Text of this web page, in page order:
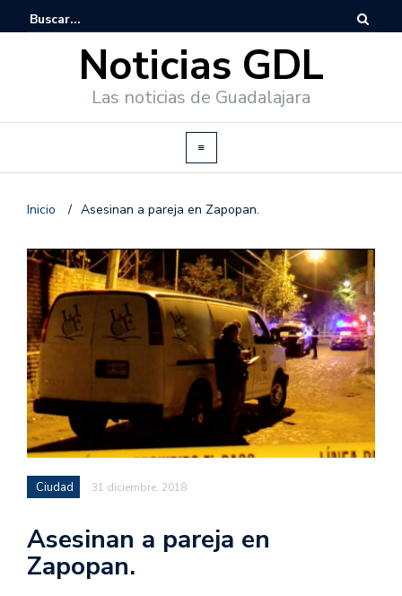
Noticias GDL
Las noticias de Guadalajara
Inicio / Asesinan a pareja en Zapopan.
Ciudad 31 diciembre, 2018
Asesinan a pareja en
Zapopan.